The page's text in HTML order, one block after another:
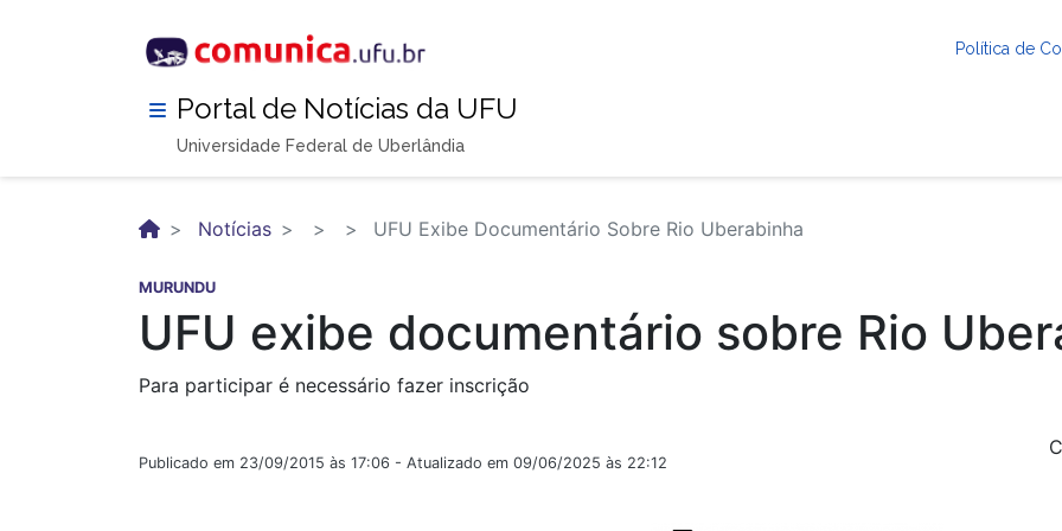
Política de
Portal de Notícias da UFU
Universidade Federal de Uberlândia
Notícias UFU Exibe Documentário Sobre Rio Uberabinha
MURUNDU
UFU exibe documentário sobre Rio
Para participar é necessário fazer inscrição
Publicado em 23/09/2015 às 17:06 - Atualizado em 09/06/2025 às 22:12